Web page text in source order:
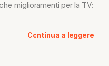
miglioramenti per la TV:
Continua a leggere